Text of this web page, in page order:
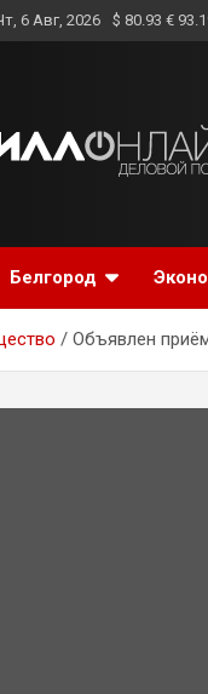
6 Авг, 2026 $ 80.93 €
Белгород
Объявлен